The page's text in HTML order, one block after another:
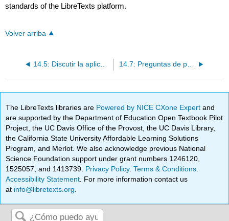
standards of the LibreTexts platform.
Volver arriba
14.5: Discutir la aplicabilidad de las ganancias por acción como método para medir el desempeño 14.7: Preguntas de práctica
The LibreTexts libraries are Powered by NICE CXone Expertand
are supported by the Department of Education Open Textbook Pilot
Project, the UC Davis Office of the Provost, the UC Davis Library,
the California State University Affordable Learning Solutions
Program, and Merlot. We also acknowledge previous National
Science Foundation support under grant numbers 1246120,
1525057, and 1413739. Privacy Policy.Terms & Conditions
Accessibility Statement . For more information contact us
at info@libretexts.org